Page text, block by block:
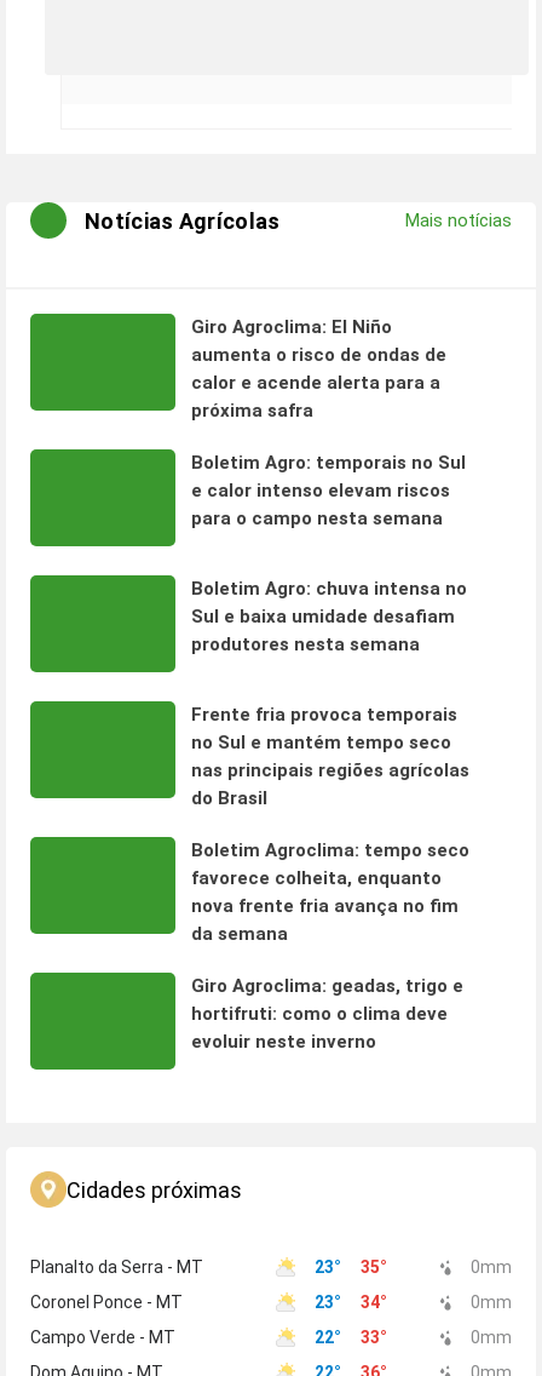
Notícias Agrícolas Mais notícias
Giro Agroclima: El Niño
aumenta o risco de ondas de
calor e acende alerta para a
próxima safra
Boletim Agro: temporais no Sul
e calor intenso elevam riscos
para o campo nesta semana
Boletim Agro: chuva intensa no
Sul e baixa umidade desafiam
produtores nesta semana
Frente fria provoca temporais
no Sul e mantém tempo seco
nas principais regiões agrícolas
do Brasil
Boletim Agroclima: tempo seco
favorece colheita, enquanto
nova frente fria avança no fim
da semana
Giro Agroclima: geadas, trigo e
hortifruti: como o clima deve
evoluir neste inverno
Cidades próximas
Planalto da Serra - MT 23° 35° 0mm
Coronel Ponce - MT
23° 34° 0mm
Campo Verde - MT
22° 33° 0mm